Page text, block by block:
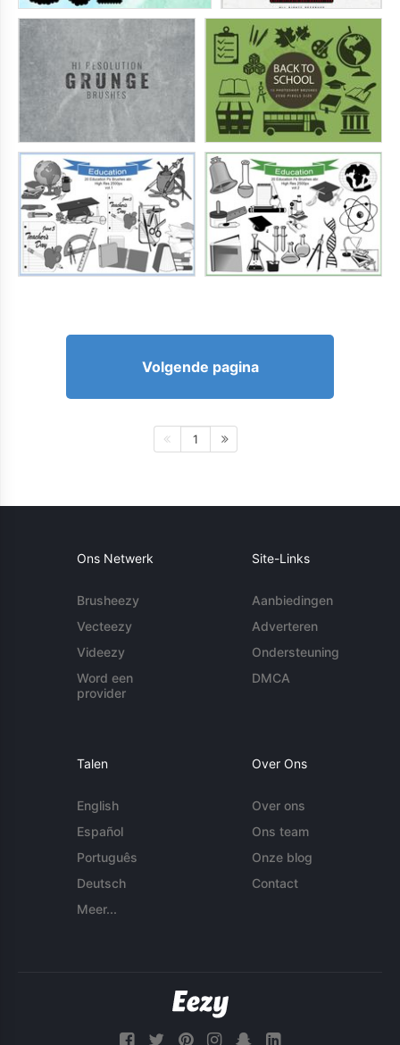
Volgende pagina
1
Ons Netwerk
Brusheezy
Vecteezy
Videezy
Word een
provider
Site-Links
Aanbiedingen
Adverteren
Ondersteuning
DMCA
Talen
English
Español
Português
Deutsch
Meer...
Over Ons
Over ons
Ons team
Onze blog
Contact